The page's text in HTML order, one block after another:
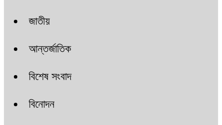
জাতীয়
আন্তর্জাতিক
বিশেষ সংবাদ
বিনোদন